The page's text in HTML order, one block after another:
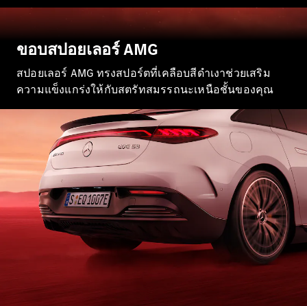
Saloon
EQE
Saloon
E-Class
Saloon
S-Class
Saloon
Mercedes-
Mercedes-
Maybach S-
ออกแบบ
Benz Online
ขอบสปอยเลอร์ AMG
สปอยเลอร์ AMG ทรงสปอร์ตที่เคลือบสีดำเงาช่วยเสริม
ความแข็งแกร่งให้กับสตรัทสมรรถนะเหนือชั้นของคุณ